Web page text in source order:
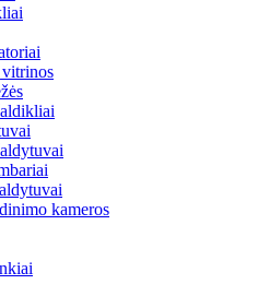
kameros